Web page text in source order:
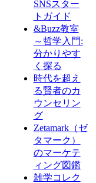
SNSスター
トガイド
&Buzz教室
～哲学入門:
分かりやす
く探る
時代を超え
る賢者のカ
ウンセリン
グ
Zetamark（ゼ
タマーク）
のマーケテ
ィング図鑑
雑学コレク